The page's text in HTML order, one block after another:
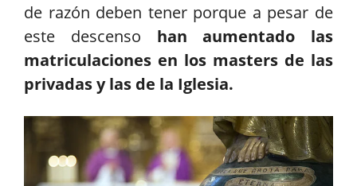
de razón deben tener porque a pesar de
este descenso han aumentado las
matriculaciones en los masters de las
privadas y las de la Iglesia.